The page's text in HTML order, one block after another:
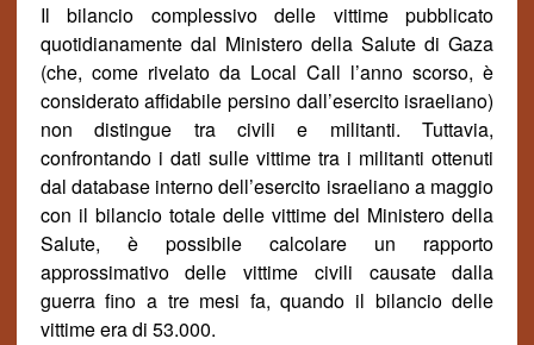
Il bilancio complessivo delle vittime pubblicato
quotidianamente dal Ministero della Salute di Gaza
(che, come rivelato da Local Call l’anno scorso, è
considerato affidabile persino dall’esercito israeliano)
non distingue tra civili e militanti. Tuttavia,
confrontando i dati sulle vittime tra i militanti ottenuti
dal database interno dell’esercito israeliano a maggio
con il bilancio totale delle vittime del Ministero della
Salute, è possibile calcolare un rapporto
approssimativo delle vittime civili causate dalla
guerra fino a tre mesi fa, quando il bilancio delle
vittime era di 53.000.